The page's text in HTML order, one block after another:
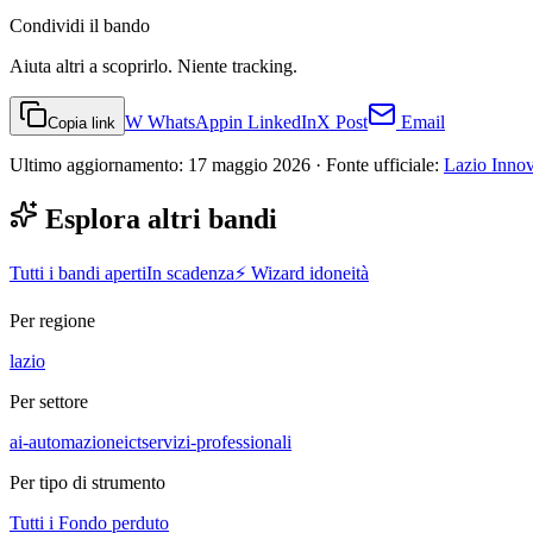
Condividi il bando
Aiuta altri a scoprirlo. Niente tracking.
Copia link W WhatsAppin LinkedInX Post Email
Ultimo aggiornamento: 17 maggio 2026 · Fonte ufficiale: Lazio
Esplora altri bandi
Tutti i bandi apertiIn scadenza⚡ Wizard idoneità
Per regione
lazio
Per settore
ai-automazioneictservizi-professionali
Per tipo di strumento
Tutti i Fondo perduto